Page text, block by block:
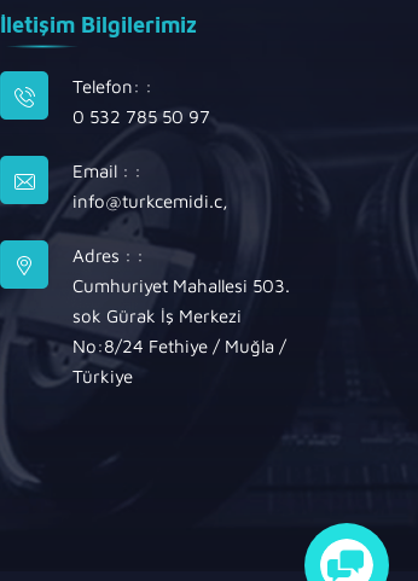
İletişim Bilgilerimiz
Telefon: :
0 532 785 50 97
Email : :
info@turkcemidi.c,
Adres : :
Cumhuriyet Mahallesi 503.
sok Gürak İş Merkezi
No:8/24 Fethiye / Muğla /
Türkiye